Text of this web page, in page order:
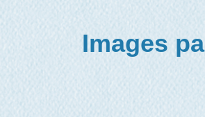
Images